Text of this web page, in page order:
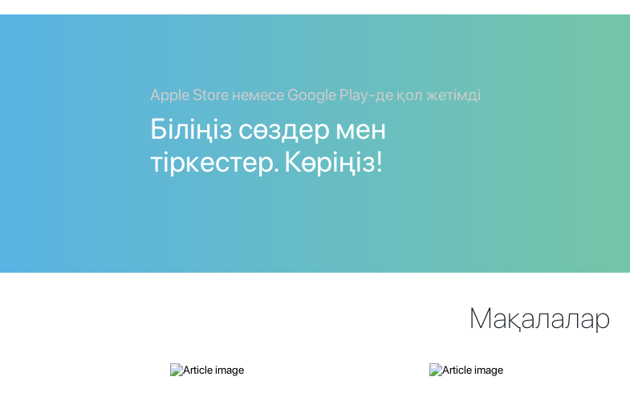
Apple Store немесе Google Play-де қол жетімді
Біліңіз сөздер мен
тіркестер. Көріңіз!
Мақалалар